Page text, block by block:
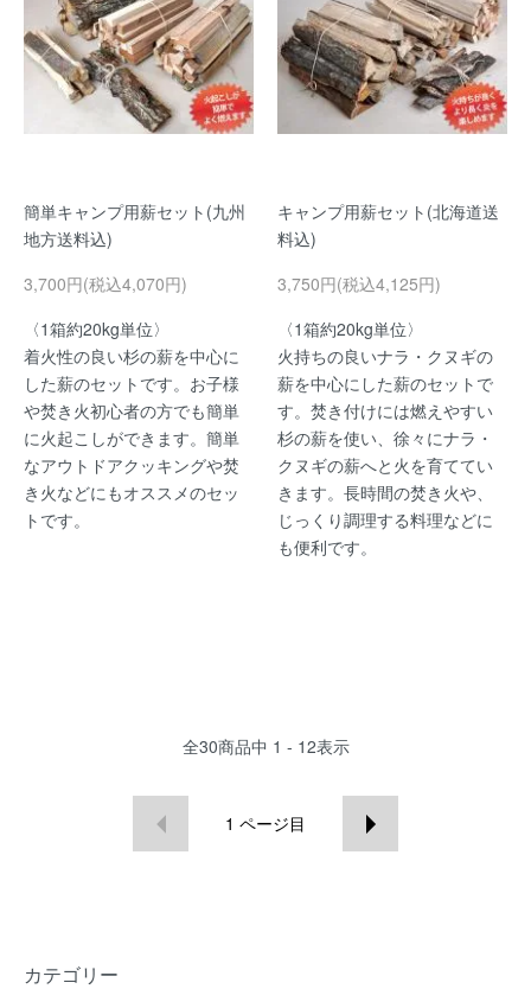
簡単キャンプ用薪セット(九州
地方送料込)
3,700円(税込4,070円)
〈1箱約20kg単位〉
着火性の良い杉の薪を中心に
した薪のセットです。お子様
や焚き火初心者の方でも簡単
に火起こしができます。簡単
なアウトドアクッキングや焚
き火などにもオススメのセッ
トです。
キャンプ用薪セット(北海道送
料込)
3,750円(税込4,125円)
〈1箱約20kg単位〉
火持ちの良いナラ・クヌギの
薪を中心にした薪のセットで
す。焚き付けには燃えやすい
杉の薪を使い、徐々にナラ・
クヌギの薪へと火を育ててい
きます。長時間の焚き火や、
じっくり調理する料理などに
も便利です。
全30商品中 1 - 12表示
1 ページ目
カテゴリー